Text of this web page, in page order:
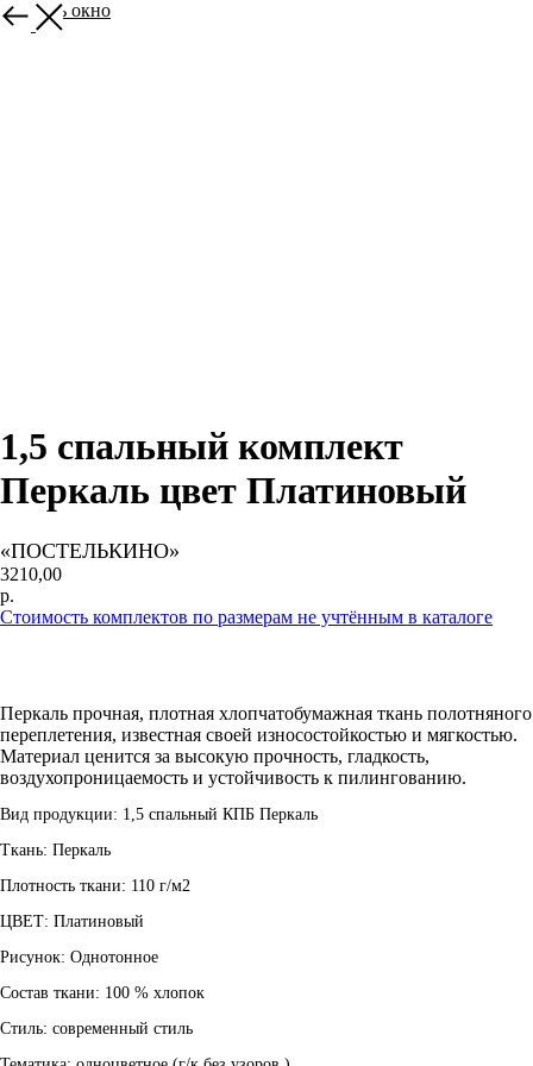
Закрыть окно
1,5 спальный комплект
Перкаль цвет Платиновый
«ПОСТЕЛЬКИНО»
3210,00
р.
Стоимость комплектов по размерам не учтённым в каталоге
Перкаль прочная, плотная хлопчатобумажная ткань полотняного
переплетения, известная своей износостойкостью и мягкостью.
Материал ценится за высокую прочность, гладкость,
воздухопроницаемость и устойчивость к пилингованию.
Вид продукции: 1,5 спальный КПБ Перкаль
Ткань: Перкаль
Плотность ткани: 110 г/м2
ЦВЕТ: Платиновый
Рисунок: Однотонное
Состав ткани: 100 % хлопок
Стиль: современный стиль